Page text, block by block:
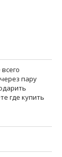
пару
где купить